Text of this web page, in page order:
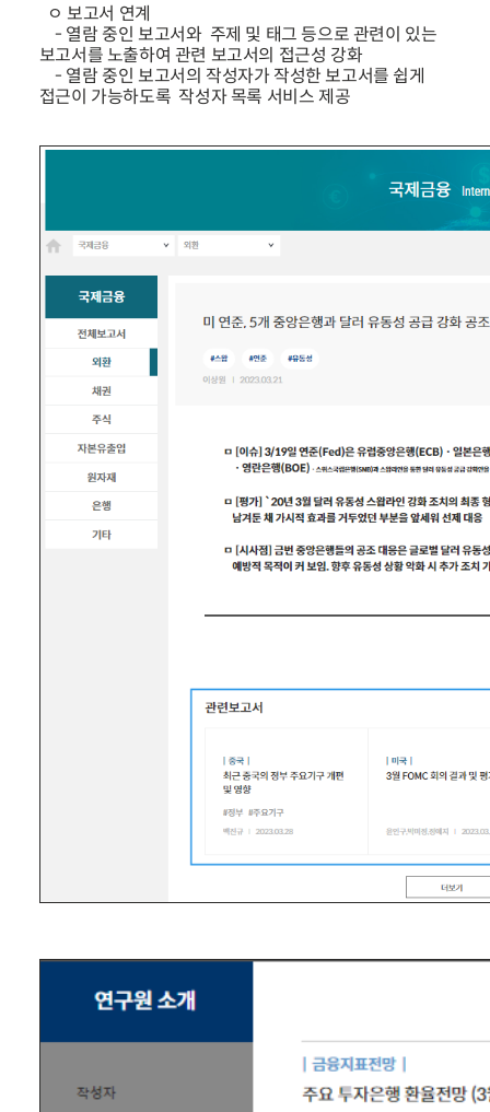
ㅇ 보고서 연계
- 열람 중인 보고서와 주제 및 태그 등으로 관련이 있는
보고서를 노출하여 관련 보고서의 접근성 강화
- 열람 중인 보고서의 작성자가 작성한 보고서를 쉽게
접근이 가능하도록 작성자 목록 서비스 제공